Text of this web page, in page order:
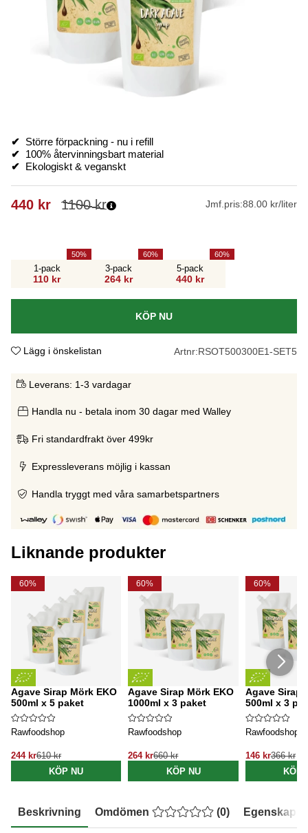
✔
Större förpackning - nu i refill
✔ 100% återvinningsbart material
✔ Ekologiskt & veganskt
1100kr
440 kr Jmf.pris:88.00 kr/liter
1-pack
110 kr
50
3-pack
264 kr
60
5-pack
440 kr
60
KÖP NU
Lägg i önskelistan Artnr:RSOT500300E1-SET5
Leverans: 1-3 vardagar
Handla nu - betala inom 30 dagar med Walley
Fri standardfrakt över 499kr
Expressleverans möjlig i kassan
Handla tryggt med våra samarbetspartners
Liknande produkter
60%
Agave Sirap Mörk EKO
500ml x 5 paket
Rawfoodshop
244 kr610 kr
KÖP NU
60%
Agave Sirap Mörk EKO
1000ml x 3 paket
Rawfoodshop
264 kr660 kr
KÖP NU
60%
Agave Sirap
500ml x 3
Rawfoodshop
146 kr366 kr
KÖP
Beskrivning Omdömen (0) Egenskaper